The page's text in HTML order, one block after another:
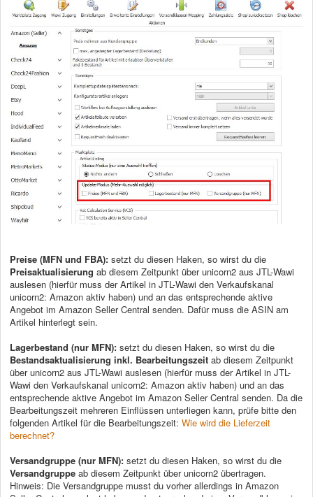
Preise (MFN und FBA): setzt du diesen Haken, so wirst du die
Preisaktualisierung ab diesem Zeitpunkt über unicorn2 aus JTL-Wawi
auslesen (hierfür muss der Artikel in JTL-Wawi den Verkaufskanal
unicorn2: Amazon aktiv haben) und an das entsprechende aktive
Angebot im Amazon Seller Central senden. Dafür muss die ASIN am
Artikel hinterlegt sein.
Lagerbestand (nur MFN): setzt du diesen Haken, so wirst du die
Bestandsaktualisierung inkl. Bearbeitungszeit ab diesem Zeitpunkt
über unicorn2 aus JTL-Wawi auslesen (hierfür muss der Artikel in JTL-
Wawi den Verkaufskanal unicorn2: Amazon aktiv haben) und an das
entsprechende aktive Angebot im Amazon Seller Central senden. Da die
Bearbeitungszeit mehreren Einflüssen unterliegen kann, prüfe bitte den
folgenden Artikel für die Bearbeitungszeit: Wie wird die Lieferzeit
berechnet?
Versandgruppe (nur MFN): setzt du diesen Haken, so wirst du die
Versandgruppe ab diesem Zeitpunkt über unicorn2 übertragen.
Hinweis: Die Versandgruppe musst du vorher allerdings in Amazon